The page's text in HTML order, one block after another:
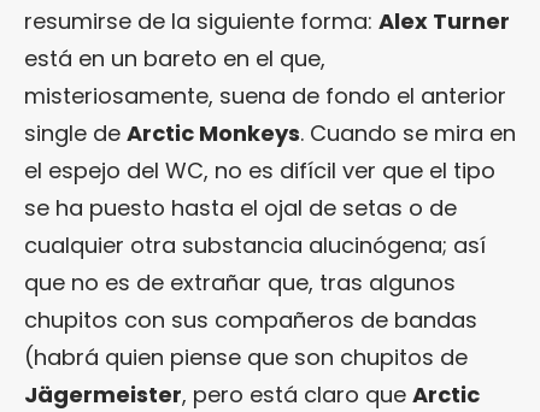
resumirse de la siguiente forma: Alex Turner
está en un bareto en el que,
misteriosamente, suena de fondo el anterior
single de Arctic Monkeys. Cuando se mira en
el espejo del WC, no es difícil ver que el tipo
se ha puesto hasta el ojal de setas o de
cualquier otra substancia alucinógena; así
que no es de extrañar que, tras algunos
chupitos con sus compañeros de bandas
(habrá quien piense que son chupitos de
Jägermeister, pero está claro que Arctic